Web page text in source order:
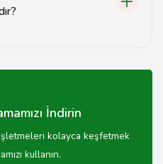
bilgi için otopark ile
İndirin
kolayca keşfetmek
kullanın.